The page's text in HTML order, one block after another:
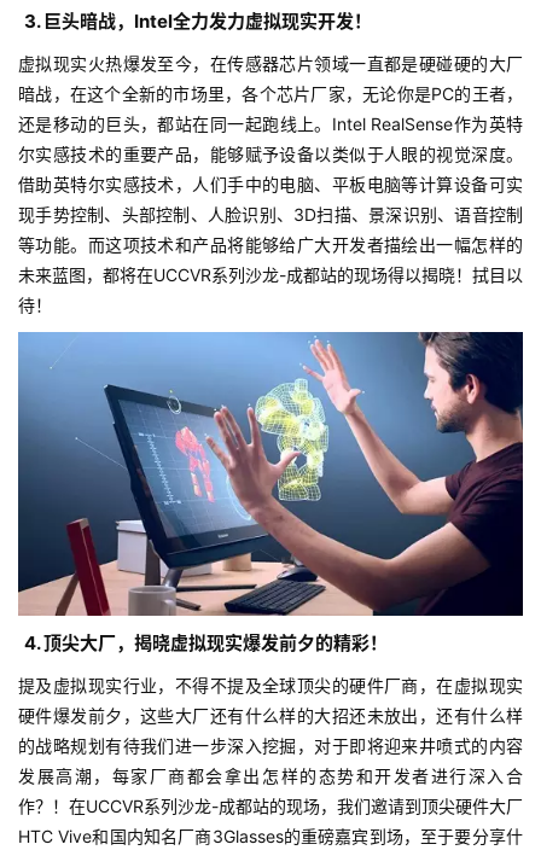
3. 巨头暗战，Intel全力发力虚拟现实开发！
虚拟现实火热爆发至今，在传感器芯片领域一直都是硬碰硬的大厂
暗战，在这个全新的市场里，各个芯片厂家，无论你是PC的王者，
还是移动的巨头，都站在同一起跑线上。Intel RealSense作为英特
尔实感技术的重要产品，能够赋予设备以类似于人眼的视觉深度。
借助英特尔实感技术，人们手中的电脑、平板电脑等计算设备可实
现手势控制、头部控制、人脸识别、3D扫描、景深识别、语音控制
等功能。而这项技术和产品将能够给广大开发者描绘出一幅怎样的
未来蓝图，都将在UCCVR系列沙龙-成都站的现场得以揭晓！拭目以
待！
4. 顶尖大厂，揭晓虚拟现实爆发前夕的精彩！
提及虚拟现实行业，不得不提及全球顶尖的硬件厂商，在虚拟现实
硬件爆发前夕，这些大厂还有什么样的大招还未放出，还有什么样
的战略规划有待我们进一步深入挖掘，对于即将迎来井喷式的内容
发展高潮，每家厂商都会拿出怎样的态势和开发者进行深入合
作？！在UCCVR系列沙龙-成都站的现场，我们邀请到顶尖硬件大厂
HTC Vive和国内知名厂商3Glasses的重磅嘉宾到场，至于要分享什